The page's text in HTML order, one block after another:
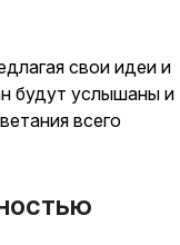
свои идеи и
будут услышаны и
всего